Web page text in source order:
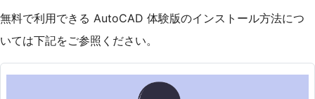
無料で利用できる AutoCAD 体験版のインストール方法につ
いては下記をご参照ください。